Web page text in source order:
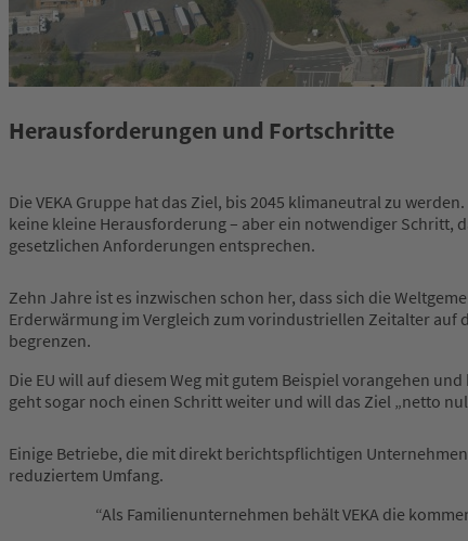
Herausforderungen und Fortschritte
Die VEKA Gruppe hat das Ziel, bis 2045 klimaneutral zu
keine kleine Herausforderung – aber ein notwendiger Schritt,
gesetzlichen Anforderungen entsprechen.
Zehn Jahre ist es inzwischen schon her, dass sich die
Erderwärmung im Vergleich zum vorindustriellen Zeitalter auf
begrenzen.
Die EU will auf diesem Weg mit gutem Beispiel vorangehen
geht sogar noch einen Schritt weiter und will das Ziel „netto
Einige Betriebe, die mit direkt berichtspflichtigen
reduziertem Umfang.
Als Familienunternehmen behält VEKA die